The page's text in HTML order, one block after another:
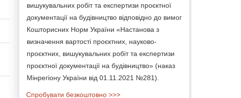
вишукувальних робіт та експертизи проєктної
документації на будівництво відповідно до вимог
Кошторисних Норм України «Настанова з
визначення вартості проєктних, науково-
проєктних, вишукувальних робіт та експертизи
проєктної документації на будівництво» (наказ
Мінрегіону України від 01.11.2021 №281).
Спробувати безкоштовно >>>